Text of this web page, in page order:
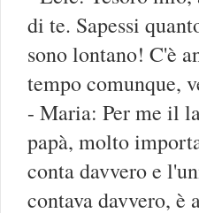
di te. Sapessi
sono lontano! C'è
tempo comunque,
- Maria: Per me il
papà, molto
conta davvero e
contava davvero, è